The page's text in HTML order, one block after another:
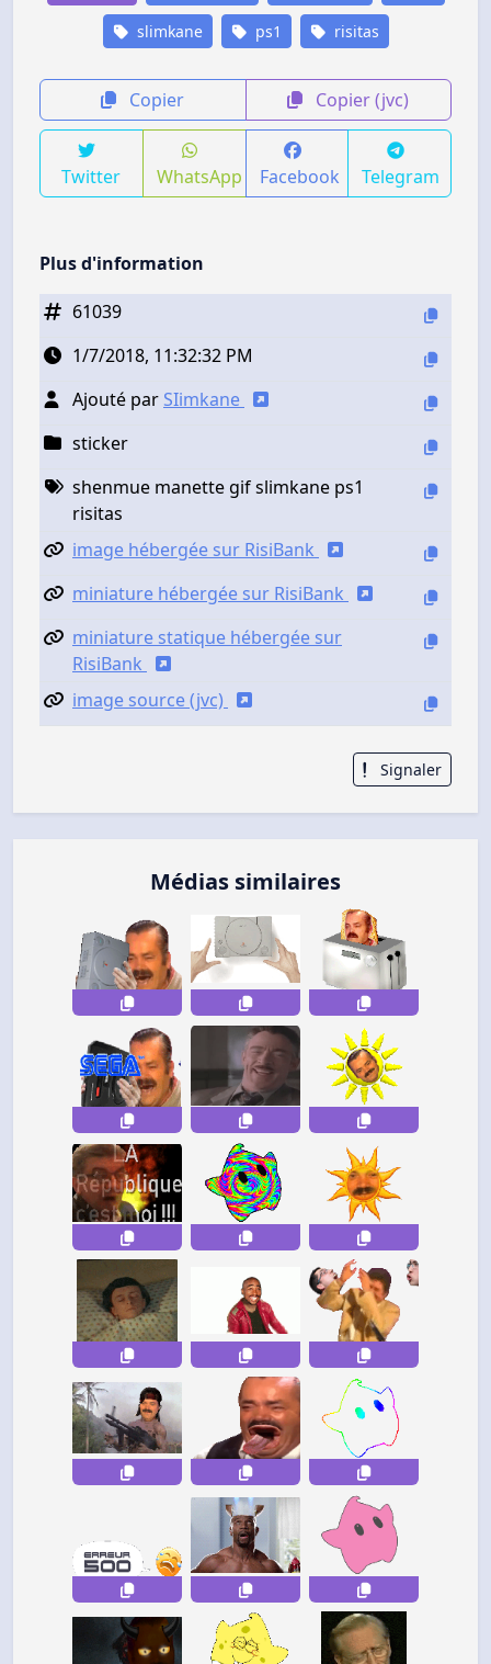
slimkane ps1 risitas
Copier Copier (jvc)
Twitter WhatsApp Facebook Telegram
Plus d'information
61039
1/7/2018, 11:32:32 PM
Ajouté par SIimkane
sticker
shenmue manette gif slimkane ps1
risitas
image hébergée sur RisiBank
miniature hébergée sur RisiBank
miniature statique hébergée sur
RisiBank
image source (jvc)
Signaler
Médias similaires